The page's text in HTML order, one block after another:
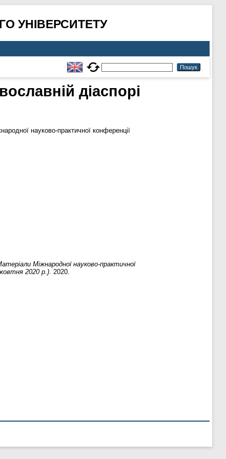
УНІВЕРСИТЕТУ
діаспорі
науково-практичної конференції
Міжнародної науково-практичної
жовтня 2020 р.). 2020.